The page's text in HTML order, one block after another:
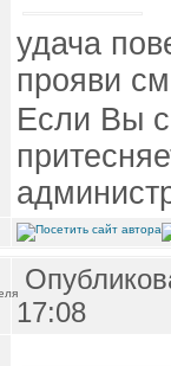
удача
прояви
Если Вы
17:08